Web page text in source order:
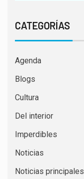
CATEGORÍAS
Agenda
Blogs
Cultura
Del interior
Imperdibles
Noticias
Noticias principales